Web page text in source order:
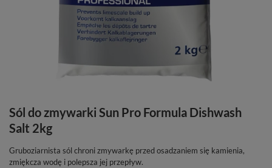
Sól do zmywarki Sun Pro Formula Dishwash
Salt 2kg
Gruboziarnista sól chroni zmywarkę przed osadzaniem się kamienia,
zmiękcza wodę i polepsza jej przepływ.